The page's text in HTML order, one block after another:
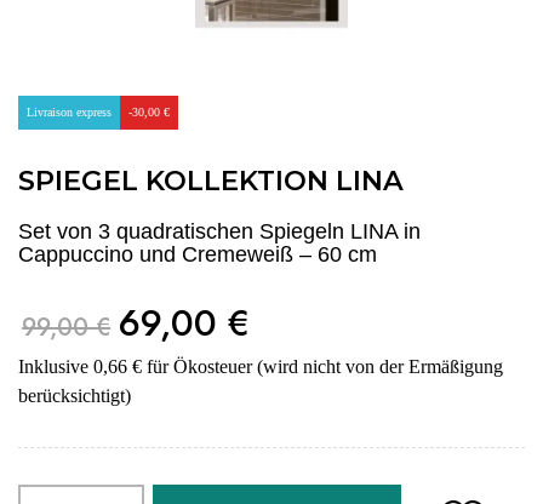
Livraison express -30,00 €
SPIEGEL KOLLEKTION LINA
Set von 3 quadratischen Spiegeln LINA in
Cappuccino und Cremeweiß – 60 cm
99,00 € 69,00 €
Inklusive 0,66 € für Ökosteuer (wird nicht von der Ermäßigung
berücksichtigt)